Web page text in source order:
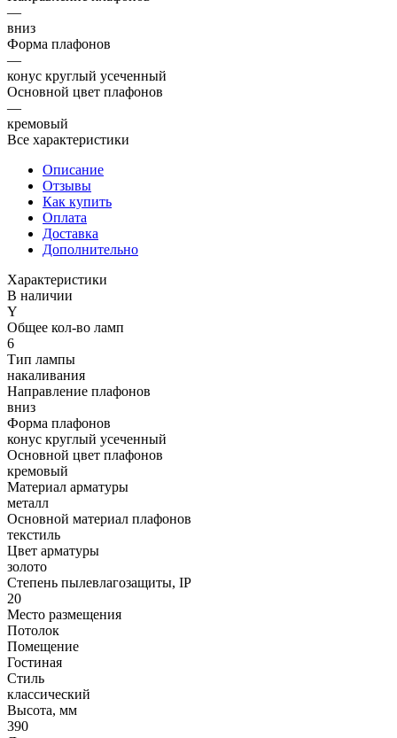
—
вниз
Форма плафонов
—
конус круглый усеченный
Основной цвет плафонов
—
кремовый
Все характеристики
Описание
Отзывы
Как купить
Оплата
Доставка
Дополнительно
Характеристики
В наличии
Y
Общее кол-во ламп
6
Тип лампы
накаливания
Направление плафонов
вниз
Форма плафонов
конус круглый усеченный
Основной цвет плафонов
кремовый
Материал арматуры
металл
Основной материал плафонов
текстиль
Цвет арматуры
золото
Степень пылевлагозащиты, IP
20
Место размещения
Потолок
Помещение
Гостиная
Стиль
классический
Высота, мм
390